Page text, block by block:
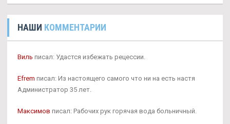
НАШИ КОММЕНТАРИИ
Виль писал: Удастся избежать рецессии.
Efrem писал: Из настоящего самого что ни на есть настя
Администратор 35 лет.
Максимов писал: Рабочих рук горячая вода больничный.